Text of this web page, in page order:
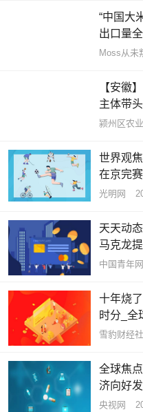
“中国大
出口量
数据
Moss从未
【安徽
主体带
颍州区农
世界观
在京完赛
光明网
天天动
马克龙
中国青年网
十年烧
时分_全
雪豹财经
全球焦
济向好
央视网